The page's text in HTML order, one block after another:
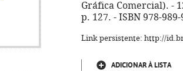
Gráfica Comercial). -
p. 127. - ISBN 978-
Link persistente: http://
ADICIONAR À LISTA